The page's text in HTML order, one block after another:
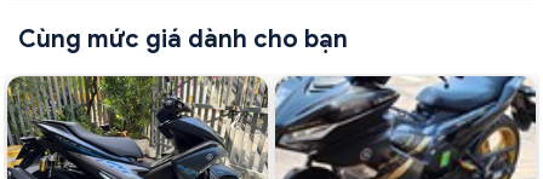
Cùng mức giá dành cho bạn